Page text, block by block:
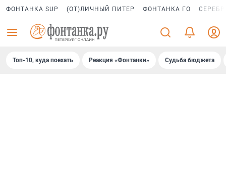
ФОНТАНКА SUP (ОТ)ЛИЧНЫЙ ПИТЕР ФОНТАНКА ГО
Топ-10, куда поехать Реакция «Фонтанки» Судьба бюджета